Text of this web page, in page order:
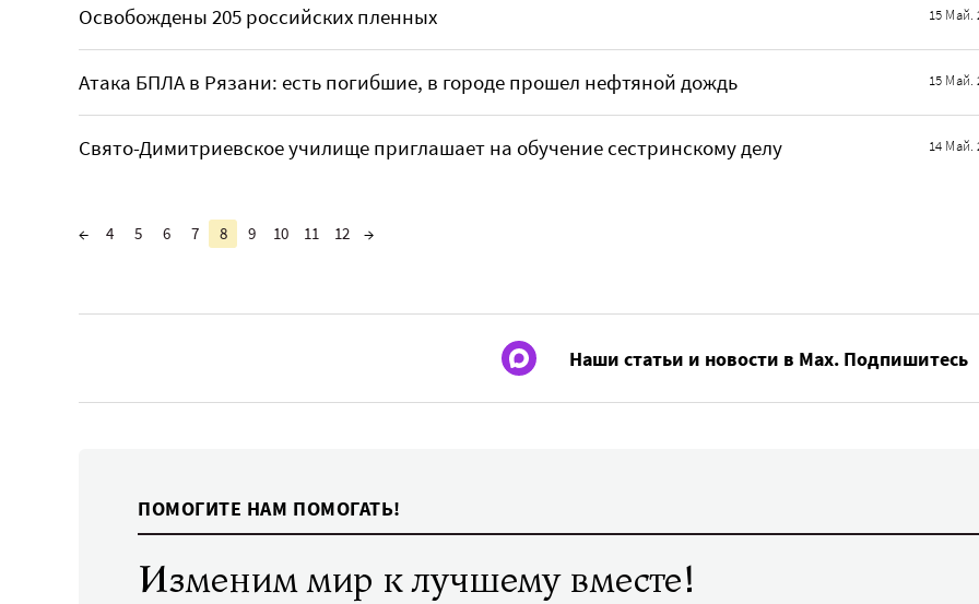
Освобождены 205 российских пленных 15 Май.
Атака БПЛА в Рязани: есть погибшие, в городе прошел нефтяной дождь 15 Май.
Свято-Димитриевское училище приглашает на обучение сестринскому делу 14 Май.
← 4 5 6 7 8 9 10 11 12 →
Наши статьи и новости в Max. Подпишитесь
ПОМОГИТЕ НАМ ПОМОГАТЬ!
Изменим мир к лучшему вместе!